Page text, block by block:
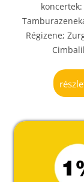
Régizene;